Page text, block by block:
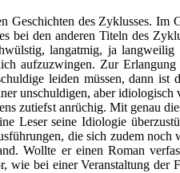
Geschichten des Zyklusses.
bei den anderen Titeln des
langatmig, ja
aufzuzwingen. Zur
leiden müssen, dann
unschuldigen, aber
zutiefst anrüchig. Mit genau
Leser seine Idiologie
die sich zudem
Wollte er einen Roman
bei einer Veranstaltung der